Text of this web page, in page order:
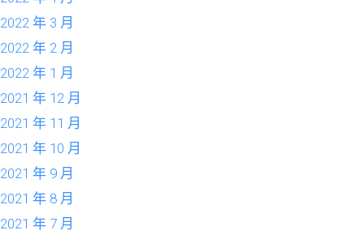
2022 年 3 月
2022 年 2 月
2022 年 1 月
2021 年 12 月
2021 年 11 月
2021 年 10 月
2021 年 9 月
2021 年 8 月
2021 年 7 月